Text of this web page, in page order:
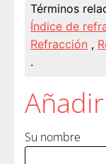
Términos
Índice de
Refracción ,
.
Su nombre